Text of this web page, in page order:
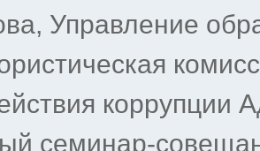
Управление
коррупции
семинар-